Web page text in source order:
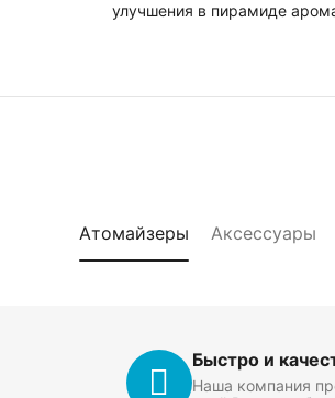
улучшения в пирамиде
Атомайзеры Аксессуары
Быстро и
Наша компания